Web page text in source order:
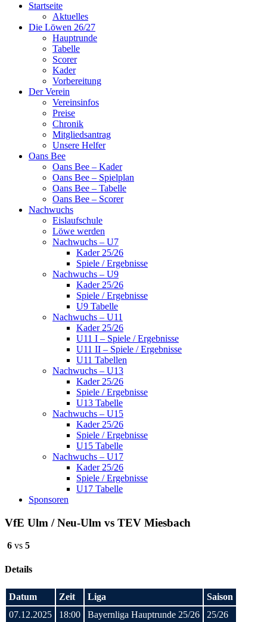
Startseite
Aktuelles
Die Löwen 26/27
Hauptrunde
Tabelle
Scorer
Kader
Vorbereitung
Der Verein
Vereinsinfos
Preise
Chronik
Mitgliedsantrag
Unsere Helfer
Oans Bee
Oans Bee – Kader
Oans Bee – Spielplan
Oans Bee – Tabelle
Oans Bee – Scorer
Nachwuchs
Eislaufschule
Löwe werden
Nachwuchs – U7
Kader 25/26
Spiele / Ergebnisse
Nachwuchs – U9
Kader 25/26
Spiele / Ergebnisse
U9 Tabelle
Nachwuchs – U11
Kader 25/26
U11 I – Spiele / Ergebnisse
U11 II – Spiele / Ergebnisse
U11 Tabellen
Nachwuchs – U13
Kader 25/26
Spiele / Ergebnisse
U13 Tabelle
Nachwuchs – U15
Kader 25/26
Spiele / Ergebnisse
U15 Tabelle
Nachwuchs – U17
Kader 25/26
Spiele / Ergebnisse
U17 Tabelle
Sponsoren
VfE Ulm / Neu-Ulm vs TEV Miesbach
6 vs 5
Details
Datum Zeit Liga
Saison
07.12.2025
18:00 Bayernliga Hauptrunde 25/26 25/26